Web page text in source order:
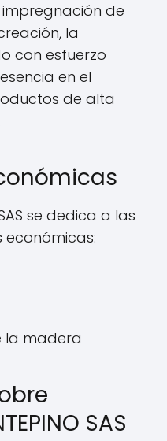
de
la
con esfuerzo
en el
de alta
SAS se dedica a las
económicas:
la madera
SAS